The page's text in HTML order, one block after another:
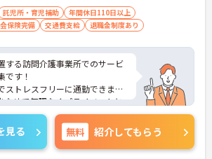
託児所・育児補助
年間休日110日以上
保険完備 交通費支給 退職金制度あり
する訪問介護事業所でのサービ
です！
ストレスフリーに通勤できま
なめで無理なくプライベートと
面接対策ポイントなど、さら
すのでお気軽にご相談くださ
見る 無料 紹介してもらう